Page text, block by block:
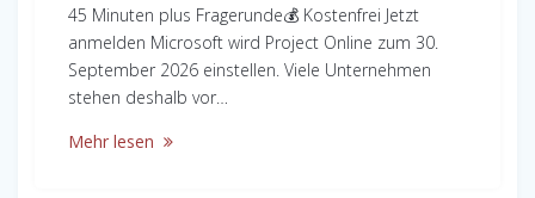
45 Minuten plus Fragerunde💰 Kostenfrei Jetzt
anmelden Microsoft wird Project Online zum 30.
September 2026 einstellen. Viele Unternehmen
stehen deshalb vor…
Mehr lesen